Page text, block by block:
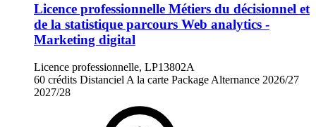
Licence professionnelle Métiers du décisionnel et
de la statistique parcours Web analytics -
Marketing digital
Licence professionnelle, LP13802A
60 crédits Distanciel A la carte Package Alternance 2026/27
2027/28